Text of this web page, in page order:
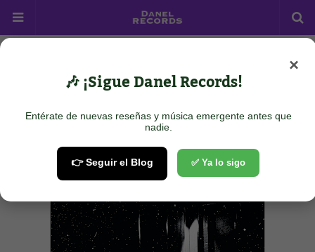
Dj Moderno – Estrellas
January 28, 2026
×
🎶 ¡Sigue Danel Records!
Entérate de nuevas reseñas y música emergente antes que
nadie.
👉 Seguir el Blog ✅ Ya lo sigo